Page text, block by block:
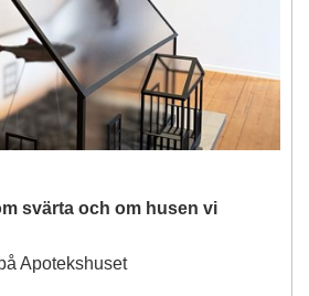
svärta och om husen vi
Apotekshuset